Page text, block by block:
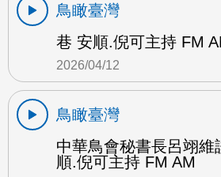
鳥瞰臺灣
巷 安順.倪可主持 FM
2026/04/12
鳥瞰臺灣
中華鳥會秘書長呂翊維
順.倪可主持 FM AM